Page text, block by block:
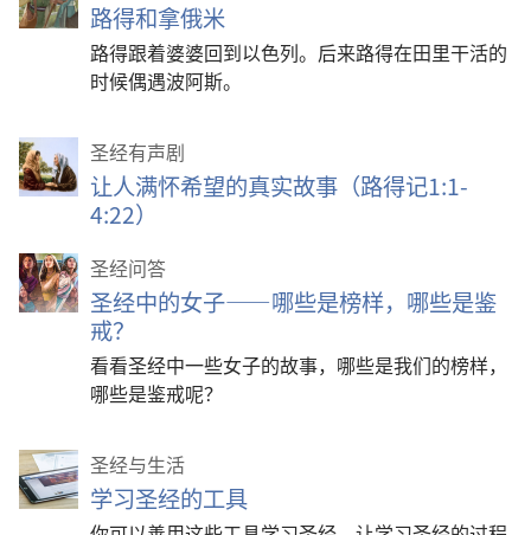
路得和拿俄米
路得跟着婆婆回到以色列。后来路得在田里干活的
时候偶遇波阿斯。
圣经有声剧
让人满怀希望的真实故事（路得记1:1-
4:22）
圣经问答
圣经中的女子——哪些是榜样，哪些是鉴
戒？
看看圣经中一些女子的故事，哪些是我们的榜样，
哪些是鉴戒呢？
圣经与生活
学习圣经的工具